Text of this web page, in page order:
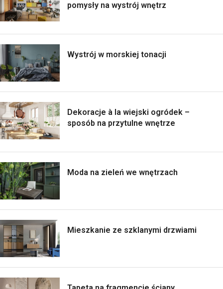
pomysły na wystrój wnętrz
Wystrój w morskiej tonacji
Dekoracje à la wiejski ogródek –
sposób na przytulne wnętrze
Moda na zieleń we wnętrzach
Mieszkanie ze szklanymi drzwiami